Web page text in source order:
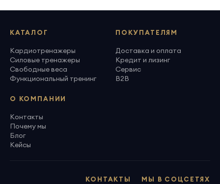
КАТАЛОГ
Кардиотренажеры
Силовые тренажеры
Свободные веса
Функциональный тренинг
ПОКУПАТЕЛЯМ
Доставка и оплата
Кредит и лизинг
Сервис
B2B
О КОМПАНИИ
Контакты
Почему мы
Блог
Кейсы
МЫ В СОЦСЕТЯХ
КОНТАКТЫ